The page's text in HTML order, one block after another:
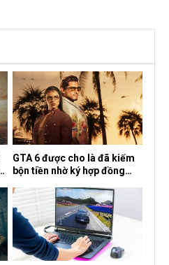
GTA 6 được cho là đã kiếm
bộn tiền nhờ ký hợp đồng